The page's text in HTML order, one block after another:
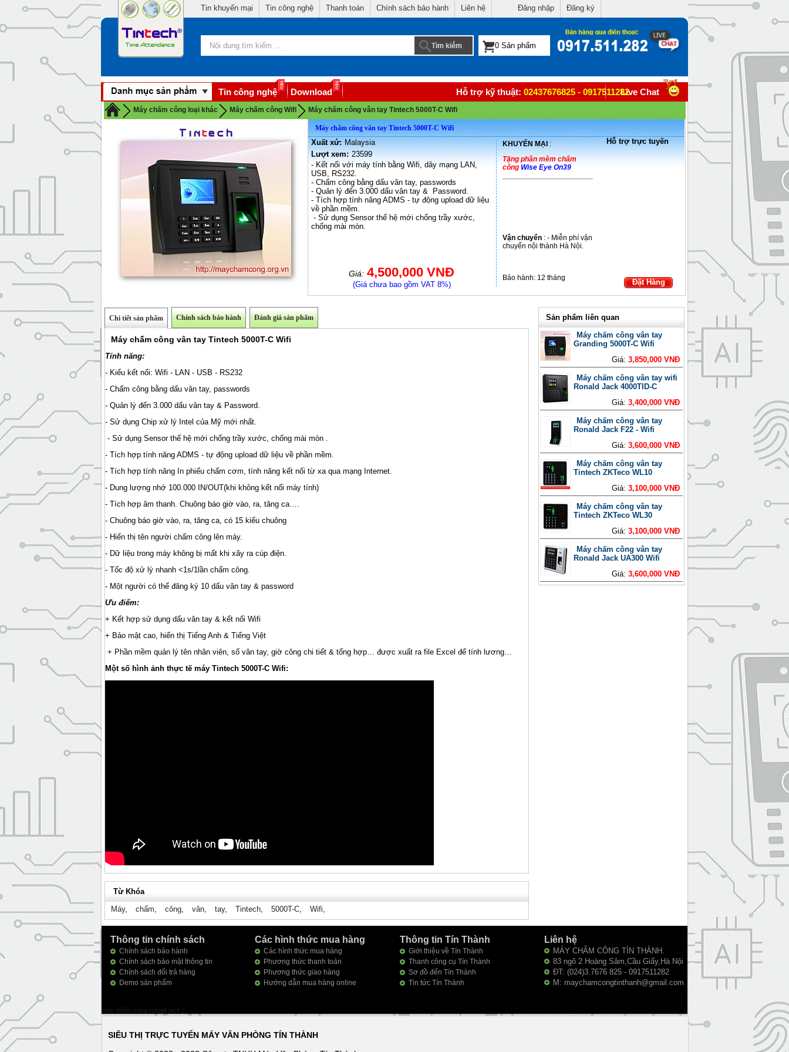
Tin khuyến mại Tin công nghệ Thanh toán Chính sách bảo hành Liên hệ Đăng nhập Đăng ký
Tin công nghệ Download Live Chat
Hỗ trợ kỹ thuật: 02437676825 - 0917511282
Máy chấm công loại khác Máy chấm công Wifi Máy chấm công vân tay Tintech 5000T-C Wifi
Máy chấm công vân tay Tintech 5000T-C Wifi
Xuất xứ: Malaysia
Lượt xem: 23599
- Kết nối với máy tính bằng Wifi, dây mạng LAN,
USB, RS232.
- Chấm công bằng dấu vân tay, passwords
- Quản lý đến 3.000 dấu vân tay & Password.
- Tích hợp tính năng ADMS - tự động upload dữ liệu
về phần mềm.
- Sử dụng Sensor thế hệ mới chống trầy xước,
chống mài mòn.
Giá: 4,500,000 VNĐ
(Giá chưa bao gồm VAT 8%)
KHUYẾN MẠI :
Tặng phần mềm chấm
công Wise Eye On39
Vận chuyển: - Miễn phí vận
chuyển nội thành Hà Nội.
Bảo hành:12 tháng
Hỗ trợ trực tuyến
Đặt Hàng
Chi tiết sản phẩm Chính sách bảo hành Đánh giá sản phẩm
Máy chấm công vân tay Tintech 5000T-C Wifi
Tính năng:
- Kiểu kết nối: Wifi - LAN - USB - RS232
- Chấm công bằng dấu vân tay, passwords
- Quản lý đến 3.000 dấu vân tay & Password.
- Sử dụng Chip xử lý Intel của Mỹ mới nhất.
- Sử dụng Sensor thế hệ mới chống trầy xước, chống mài mòn .
- Tích hợp tính năng ADMS - tự động upload dữ liệu về phần mềm.
- Tích hợp tính năng In phiếu chấm cơm, tính năng kết nối từ xa qua mạng Internet.
- Dung lượng nhớ 100.000 IN/OUT(khi không kết nối máy tính)
- Tích hợp âm thanh. Chuông báo giờ vào, ra, tăng ca….
- Chuông báo giờ vào, ra, tăng ca, có 15 kiểu chuông
- Hiển thị tên người chấm công lên máy.
- Dữ liệu trong máy không bị mất khi xãy ra cúp điện.
- Tốc độ xử lý nhanh <1s/1lần chấm công.
- Một người có thể đăng ký 10 dấu vân tay & password
Ưu điểm:
+ Kết hợp sử dụng dấu vân tay & kết nối Wifi
+ Bảo mật cao, hiển thị Tiếng Anh & Tiếng Việt
+ Phần mềm quản lý tên nhân viên, số vân tay, giờ công chi tiết & tổng hợp… được xuất ra file Excel để tính lương…
Một số hình ảnh thực tế máy Tintech 5000T-C Wifi:
Sản phẩm liên quan
Máy chấm công vân tay
Granding 5000T-C Wifi
Giá: 3,850,000 VNĐ
Máy chấm công vân tay wifi
Ronald Jack 4000TID-C
Giá: 3,400,000 VNĐ
Máy chấm công vân tay
Ronald Jack F22 - Wifi
Giá: 3,600,000 VNĐ
Máy chấm công vân tay
Tintech ZKTeco WL10
Giá: 3,100,000 VNĐ
Máy chấm công vân tay
Tintech ZKTeco WL30
Giá: 3,100,000 VNĐ
Máy chấm công vân tay
Ronald Jack UA300 Wifi
Giá: 3,600,000 VNĐ
Từ Khóa
Máy, chấm, công, vân, tay, Tintech, 5000T-C, Wifi,
Thông tin chính sách
Chính sách bảo hành
Chính sách bảo mật thông tin
Chính sách đổi trả hàng
Demo sản phẩm
Các hình thức mua hàng
Các hình thức mua hàng
Phương thức thanh toán
Phương thức giao hàng
Hướng dẫn mua hàng online
Thông tin Tín Thành
Giới thiệu về Tín Thành
Thanh công cụ Tín Thành
Sơ đồ đến Tín Thành
Tin tức Tín Thành
Liên hệ
MÁY CHẤM CÔNG TÍN THÀNH.
83 ngõ 2 Hoàng Sâm,Cầu Giấy,Hà Nội
ĐT: (024)3.7676 825 - 0917511282
M: maychamcongtinthanh@gmail.com
SIÊU THỊ TRỰC TUYẾN MÁY VĂN PHÒNG TÍN THÀNH
máy chấm công ronald jack |